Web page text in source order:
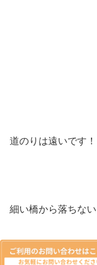
道のりは遠いです！
細い橋から落ちな